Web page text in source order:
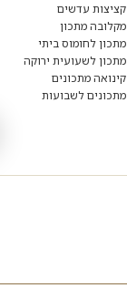
קציצות עדשים
מקלובה מתכון
מתכון לחומוס ביתי
מתכון לשעועית ירוקה
קינואה מתכונים
מתכונים לשבועות